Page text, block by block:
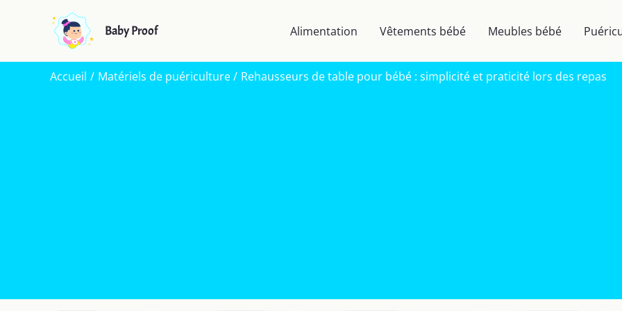
Baby Proof Alimentation Vêtements bébé Meubles bébé
Accueil Matériels de puériculture Rehausseurs de table pour bébé : simplicité et praticité lors des repas